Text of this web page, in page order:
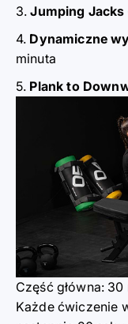
Jumping Jacks
Dynamiczne
minuta
Plank to
Część główna:
Każde ćwiczenie